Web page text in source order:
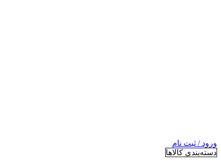
ورود / ثبت نام
دسته‌بندی کالاها